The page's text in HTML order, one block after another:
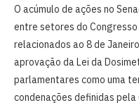
O acúmulo de ações no
entre setores do
relacionados ao 8 de
aprovação da Lei da
parlamentares como uma
condenações definidas pela